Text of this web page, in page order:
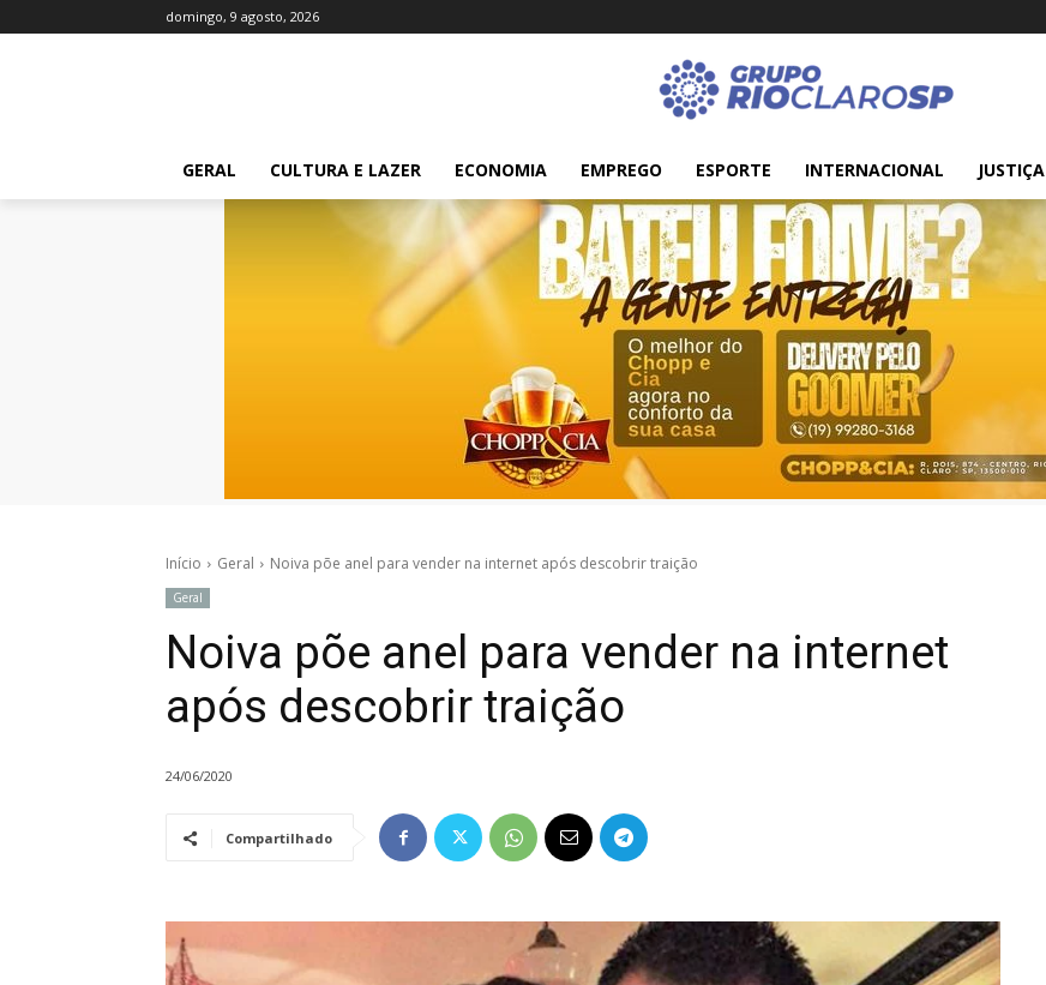
domingo, 9 agosto, 2026
GERAL CULTURA E LAZER ECONOMIA EMPREGO ESPORTE INTERNACIONAL JUSTIÇA
Início Geral Noiva põe anel para vender na internet após descobrir traição
Geral
Noiva põe anel para vender na internet
após descobrir traição
24/06/2020
Compartilhado